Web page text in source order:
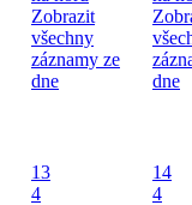
Zobrazit
všechny
záznamy ze
dne
dne
13
4
14
4